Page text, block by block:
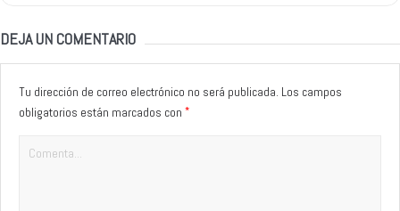
DEJA UN COMENTARIO
Tu dirección de correo electrónico no será publicada. Los campos
obligatorios están marcados con *